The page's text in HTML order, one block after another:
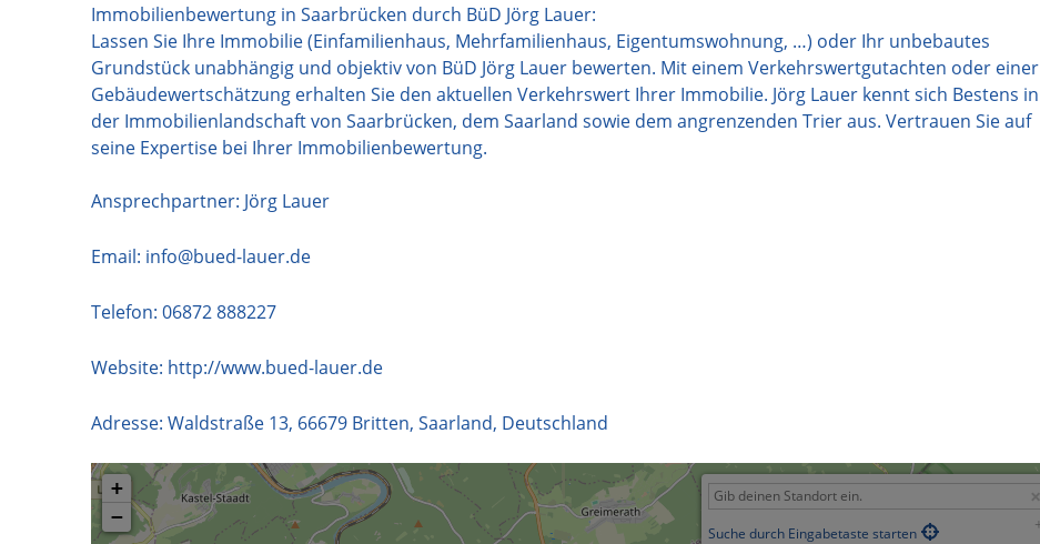
Immobilienbewertung in Saarbrücken durch BüD Jörg Lauer:
Lassen Sie Ihre Immobilie (Einfamilienhaus, Mehrfamilienhaus, Eigentumswohnung, …) oder Ihr unbebautes
Grundstück unabhängig und objektiv von BüD Jörg Lauer bewerten. Mit einem Verkehrswertgutachten oder einer
Gebäudewertschätzung erhalten Sie den aktuellen Verkehrswert Ihrer Immobilie. Jörg Lauer kennt sich Bestens in
der Immobilienlandschaft von Saarbrücken, dem Saarland sowie dem angrenzenden Trier aus. Vertrauen Sie auf
seine Expertise bei Ihrer Immobilienbewertung.
Ansprechpartner: Jörg Lauer
Email: info@bued-lauer.de
Telefon: 06872 888227
Website: http://www.bued-lauer.de
Adresse: Waldstraße 13, 66679 Britten, Saarland, Deutschland
+
−
Suche durch Eingabetaste starten